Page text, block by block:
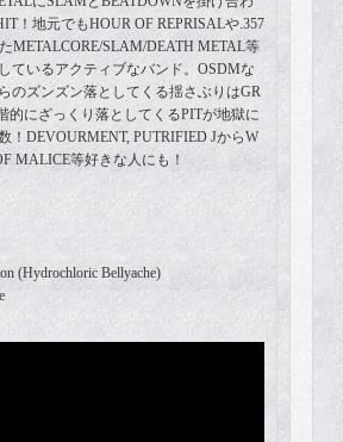
！地元でもHOUR OF REPRISALや.357
METALCORE/SLAM/DEATH METAL等
ているアクティブなバンド。OSDMな
のズンズン落としてくる揺さぶりはGR
的にざっくり落としてくるPITが地獄に
！DEVOURMENT, PUTRIFIED JからW
MALICE等好きな人にも！
(Hydrochloric Bellyache)